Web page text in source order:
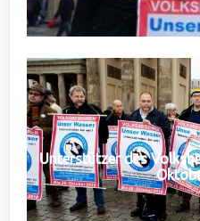
Unterstützer des